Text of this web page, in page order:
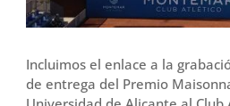
Incluimos el enlace a la
de entrega del Premio